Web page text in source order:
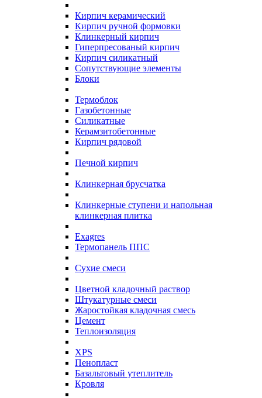
Кирпич керамический
Кирпич ручной формовки
Клинкерный кирпич
Гиперпресованый кирпич
Кирпич силикатный
Сопутствующие элементы
Блоки
Термоблок
Газобетонные
Силикатные
Керамзитобетонные
Кирпич рядовой
Печной кирпич
Клинкерная брусчатка
Клинкерные ступени и напольная
клинкерная плитка
Exagres
Термопанель ППС
Сухие смеси
Цветной кладочный раствор
Штукатурные смеси
Жаростойкая кладочная смесь
Цемент
Теплоизоляция
XPS
Пенопласт
Базальтовый утеплитель
Кровля